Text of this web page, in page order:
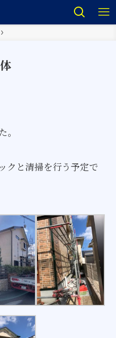
クと清掃を行う予定で